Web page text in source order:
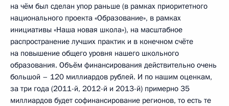
на чём был сделан упор раньше (в рамках приоритетного
национального проекта «Образование», в рамках
инициативы «Наша новая школа»), на масштабное
распространение лучших практик и в конечном счёте
на повышение общего уровня нашего школьного
образования. Объём финансирования действительно очень
большой – 120 миллиардов рублей. И по нашим оценкам,
за три года (2011-й, 2012-й и 2013-й) примерно 35
миллиардов будет софинансирование регионов, то есть те